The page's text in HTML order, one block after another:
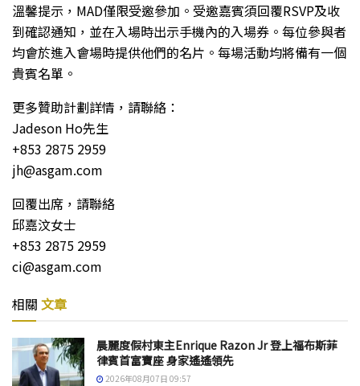
溫馨提示，MAD僅限受邀參加。受邀嘉賓須回覆RSVP及收
到確認通知，並在入場時出示手機內的入場券。每位參與者
均會於進入會場時提供他們的名片。每場活動均將備有一個
貴賓名單。
更多贊助計劃詳情，請聯絡：
Jadeson Ho先生
+853 2875 2959
jh@asgam.com
回覆出席，請聯絡
邱嘉汶女士
+853 2875 2959
ci@asgam.com
相關 文章
晨麗度假村東主Enrique Razon Jr 登上福布斯菲
律賓首富寶座 身家遙遙領先
2026年08月07日 09:57